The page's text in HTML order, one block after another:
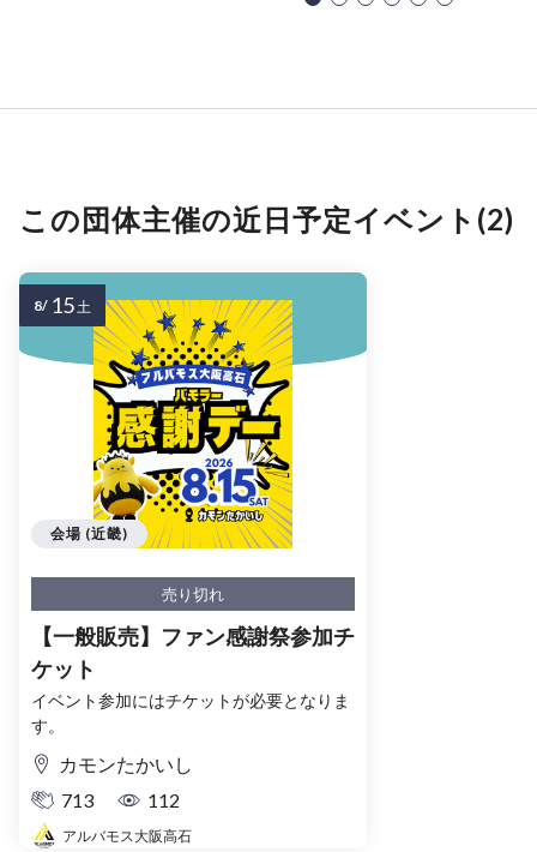
この団体主催の近日予定イベント(2)
売り切れ
【一般販売】ファン感謝祭参加チ
ケット
イベント参加にはチケットが必要となりま
す。
カモンたかいし
713
112
アルバモス大阪高石
会場 (近畿)
8/ 15土